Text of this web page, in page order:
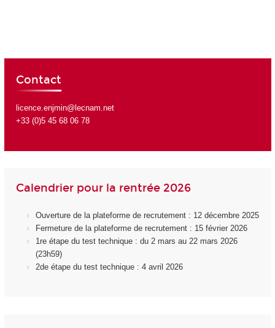
Contact
licence.enjmin@lecnam.net
+33 (0)5 45 68 06 78
Calendrier pour la rentrée 2026
Ouverture de la plateforme de recrutement : 12 décembre 2025
Fermeture de la plateforme de recrutement : 15 février 2026
1re étape du test technique : du 2 mars au 22 mars 2026
(23h59)
2de étape du test technique : 4 avril 2026